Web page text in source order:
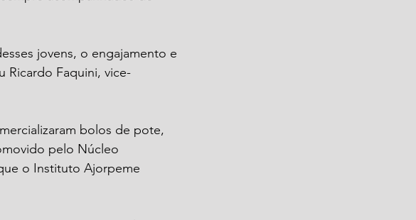
jovens, o engajamento e
Ricardo Faquini, vice-
bolos de pote,
pelo Núcleo
o Instituto Ajorpeme